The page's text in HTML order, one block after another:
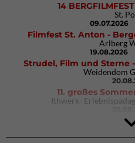
14
St.
09.07.2026
Filmfest St. Anton -
Arlberg
19.08.2026
Strudel, Film und Sterne
Weidendom
11. großes
Ithwerk-
4Blocs
DAV Kletter- &